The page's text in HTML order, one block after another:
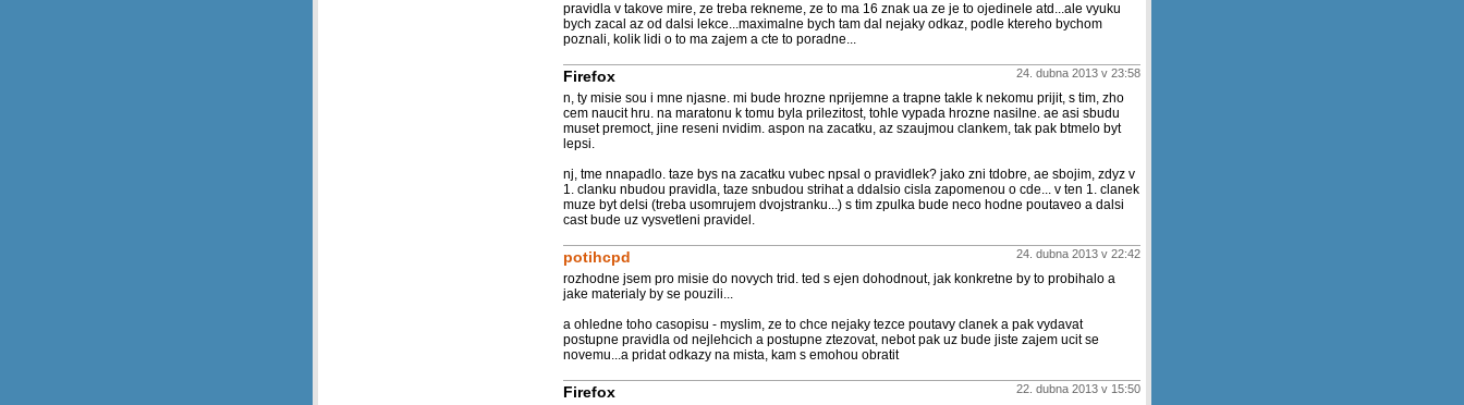
pravidla v takove mire, ze treba rekneme, ze to ma 16 znak ua ze je to ojedinele atd...ale vyuku
bych zacal az od dalsi lekce...maximalne bych tam dal nejaky odkaz, podle ktereho bychom
poznali, kolik lidi o to ma zajem a cte to poradne...
24. dubna 2013 v 23:58
Firefox
n, ty misie sou i mne njasne. mi bude hrozne nprijemne a trapne takle k nekomu prijit, s tim, zho
cem naucit hru. na maratonu k tomu byla prilezitost, tohle vypada hrozne nasilne. ae asi sbudu
muset premoct, jine reseni nvidim. aspon na zacatku, az szaujmou clankem, tak pak btmelo byt
lepsi.
nj, tme nnapadlo. taze bys na zacatku vubec npsal o pravidlek? jako zni tdobre, ae sbojim, zdyz v
1. clanku nbudou pravidla, taze snbudou strihat a ddalsio cisla zapomenou o cde... v ten 1. clanek
muze byt delsi (treba usomrujem dvojstranku...) s tim zpulka bude neco hodne poutaveo a dalsi
cast bude uz vysvetleni pravidel.
24. dubna 2013 v 22:42
potihcpd
rozhodne jsem pro misie do novych trid. ted s ejen dohodnout, jak konkretne by to probihalo a
jake materialy by se pouzili...
a ohledne toho casopisu - myslim, ze to chce nejaky tezce poutavy clanek a pak vydavat
postupne pravidla od nejlehcich a postupne ztezovat, nebot pak uz bude jiste zajem ucit se
novemu...a pridat odkazy na mista, kam s emohou obratit
22. dubna 2013 v 15:50
Firefox